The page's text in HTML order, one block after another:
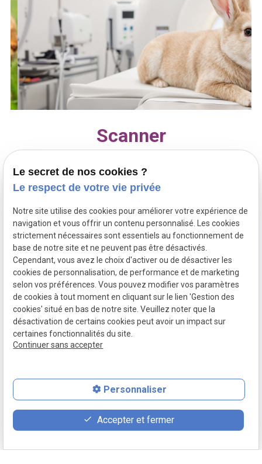
Scanner
La Clinique Vétérinaire des Coquelicots, possède
soigner au mieux votre animal.
Prendre rendez-vous
La technologie au
place
Plan d'accès
event
Prendre RDV
phone
01 34 51 90 03
Le secret de nos cookies ?
Le respect de votre vie privée
Notre site utilise des cookies pour améliorer votre expérience de
navigation et vous offrir un contenu personnalisé. Les cookies
strictement nécessaires sont essentiels au fonctionnement de
base de notre site et ne peuvent pas être désactivés.
Cependant, vous avez le choix d'activer ou de désactiver les
cookies de personnalisation, de performance et de marketing
selon vos préférences. Vous pouvez modifier vos paramètres
de cookies à tout moment en cliquant sur le lien 'Gestion des
cookies' situé en bas de notre site. Veuillez noter que la
désactivation de certains cookies peut avoir un impact sur
certaines fonctionnalités du site.
Continuer sans accepter
Personnaliser
Accepter et fermer